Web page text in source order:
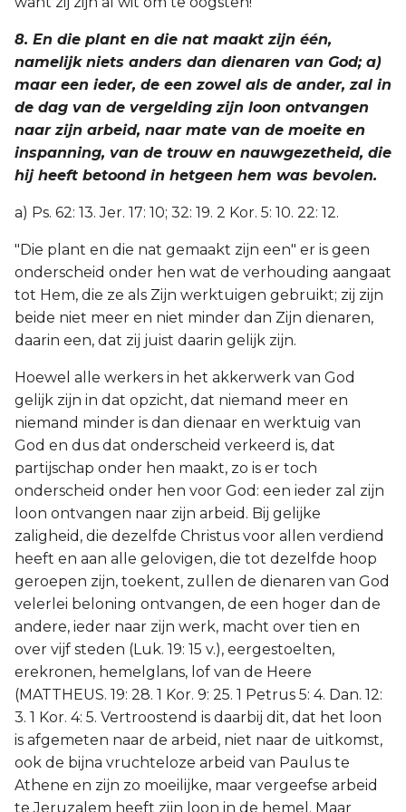
8. En die plant en die nat maakt zijn één,
namelijk niets anders dan dienaren van God; a)
maar een ieder, de een zowel als de ander, zal in
de dag van de vergelding zijn loon ontvangen
naar zijn arbeid, naar mate van de moeite en
inspanning, van de trouw en nauwgezetheid, die
hij heeft betoond in hetgeen hem was bevolen.
a) Ps. 62: 13. Jer. 17: 10; 32: 19. 2 Kor. 5: 10. 22: 12.
"Die plant en die nat gemaakt zijn een" er is geen
onderscheid onder hen wat de verhouding aangaat
tot Hem, die ze als Zijn werktuigen gebruikt; zij zijn
beide niet meer en niet minder dan Zijn dienaren,
daarin een, dat zij juist daarin gelijk zijn.
Hoewel alle werkers in het akkerwerk van God
gelijk zijn in dat opzicht, dat niemand meer en
niemand minder is dan dienaar en werktuig van
God en dus dat onderscheid verkeerd is, dat
partijschap onder hen maakt, zo is er toch
onderscheid onder hen voor God: een ieder zal zijn
loon ontvangen naar zijn arbeid. Bij gelijke
zaligheid, die dezelfde Christus voor allen verdiend
heeft en aan alle gelovigen, die tot dezelfde hoop
geroepen zijn, toekent, zullen de dienaren van God
velerlei beloning ontvangen, de een hoger dan de
andere, ieder naar zijn werk, macht over tien en
over vijf steden (Luk. 19: 15 v.), eergestoelten,
erekronen, hemelglans, lof van de Heere
(MATTHEUS. 19: 28. 1 Kor. 9: 25. 1 Petrus 5: 4. Dan. 12:
3. 1 Kor. 4: 5. Vertroostend is daarbij dit, dat het loon
is afgemeten naar de arbeid, niet naar de uitkomst,
ook de bijna vruchteloze arbeid van Paulus te
Athene en zijn zo moeilijke, maar vergeefse arbeid
te Jeruzalem heeft zijn loon in de hemel. Maar